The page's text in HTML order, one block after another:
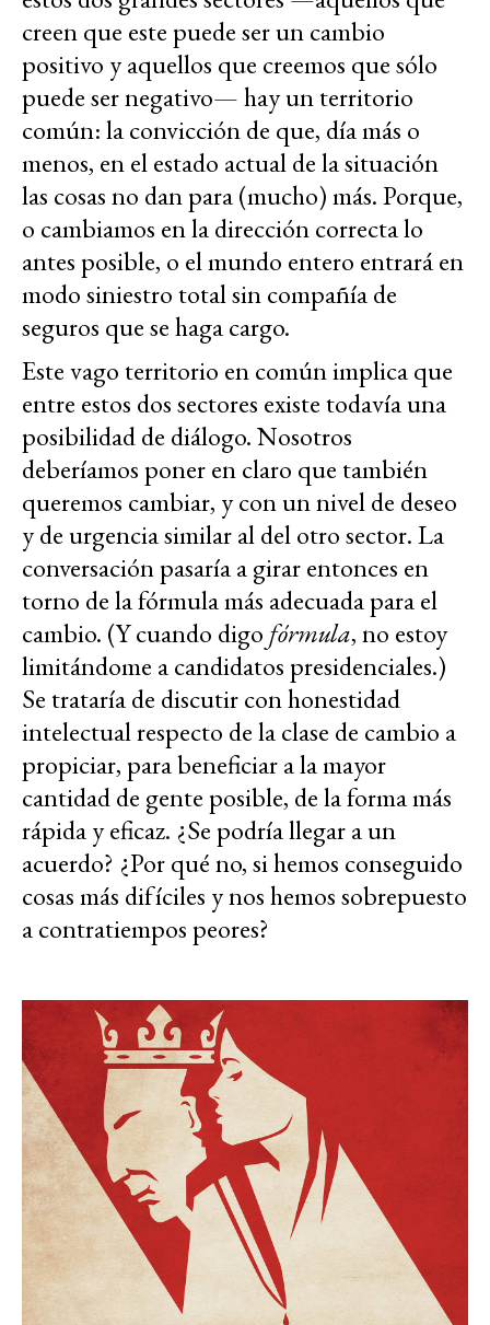
creen que este puede ser un cambio
positivo y aquellos que creemos que sólo
puede ser negativo— hay un territorio
común: la convicción de que, día más o
menos, en el estado actual de la situación
las cosas no dan para (mucho) más. Porque,
o cambiamos en la dirección correcta lo
antes posible, o el mundo entero entrará en
modo siniestro total sin compañía de
seguros que se haga cargo.
Este vago territorio en común implica que
entre estos dos sectores existe todavía una
posibilidad de diálogo. Nosotros
deberíamos poner en claro que también
queremos cambiar, y con un nivel de deseo
y de urgencia similar al del otro sector. La
conversación pasaría a girar entonces en
torno de la fórmula más adecuada para el
cambio. (Y cuando digo fórmula, no estoy
limitándome a candidatos presidenciales.)
Se trataría de discutir con honestidad
intelectual respecto de la clase de cambio a
propiciar, para beneficiar a la mayor
cantidad de gente posible, de la forma más
rápida y eficaz. ¿Se podría llegar a un
acuerdo? ¿Por qué no, si hemos conseguido
cosas más difíciles y nos hemos sobrepuesto
a contratiempos peores?